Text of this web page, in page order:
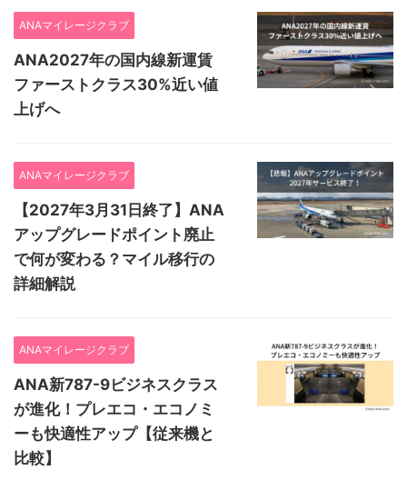
ANAマイレージクラブ
ANA2027年の国内線新運賃
ファーストクラス30%近い値
上げへ
ANAマイレージクラブ
【2027年3月31日終了】ANA
アップグレードポイント廃止
で何が変わる？マイル移行の
詳細解説
ANAマイレージクラブ
ANA新787-9ビジネスクラス
が進化！プレエコ・エコノミ
ーも快適性アップ【従来機と
比較】